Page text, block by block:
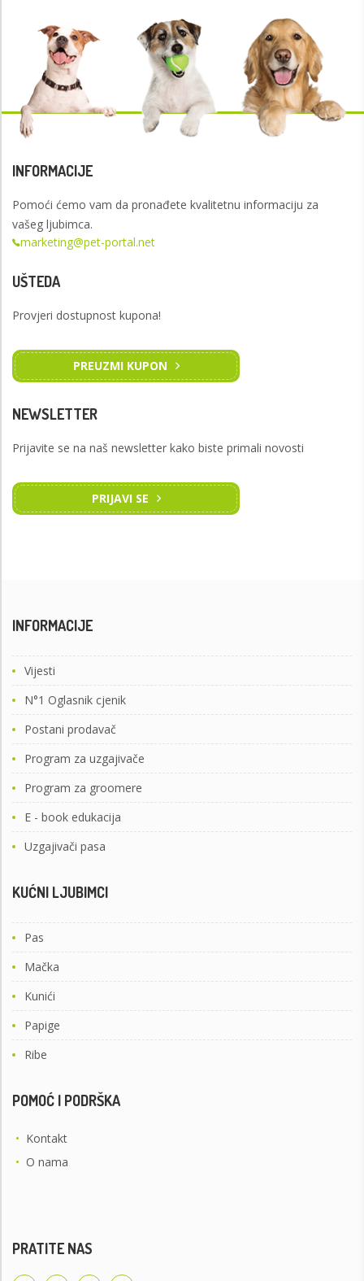
INFORMACIJE
Pomoći ćemo vam da pronađete kvalitetnu informaciju za
vašeg ljubimca.
marketing@pet-portal.net
UŠTEDA
Provjeri dostupnost kupona!
PREUZMI KUPON
NEWSLETTER
Prijavite se na naš newsletter kako biste primali novosti
PRIJAVI SE
INFORMACIJE
Vijesti
N°1 Oglasnik cjenik
Postani prodavač
Program za uzgajivače
Program za groomere
E - book edukacija
Uzgajivači pasa
KUĆNI LJUBIMCI
Pas
Mačka
Kunići
Papige
Ribe
POMOĆ I PODRŠKA
• Kontakt
• O nama
PRATITE NAS